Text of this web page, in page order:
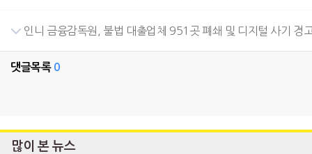
인니 금융감독원, 불법 대출업체 951곳 폐쇄 및 디지털 사기 경고
댓글목록 0
많이 본 뉴스